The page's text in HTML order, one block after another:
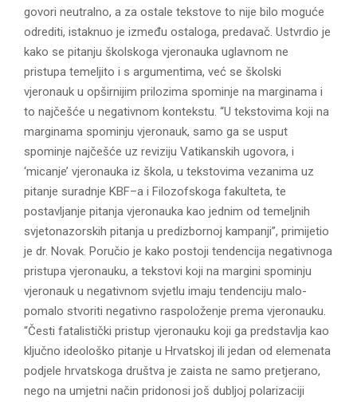
govori neutralno, a za ostale tekstove to nije bilo moguće
odrediti, istaknuo je između ostaloga, predavač. Ustvrdio je
kako se pitanju školskoga vjeronauka uglavnom ne
pristupa temeljito i s argumentima, već se školski
vjeronauk u opširnijim prilozima spominje na marginama i
to najčešće u negativnom kontekstu. “U tekstovima koji na
marginama spominju vjeronauk, samo ga se usput
spominje najčešće uz reviziju Vatikanskih ugovora, i
‘micanje’ vjeronauka iz škola, u tekstovima vezanima uz
pitanje suradnje KBF–a i Filozofskoga fakulteta, te
postavljanje pitanja vjeronauka kao jednim od temeljnih
svjetonazorskih pitanja u predizbornoj kampanji”, primijetio
je dr. Novak. Poručio je kako postoji tendencija negativnoga
pristupa vjeronauku, a tekstovi koji na margini spominju
vjeronauk u negativnom svjetlu imaju tendenciju malo-
pomalo stvoriti negativno raspoloženje prema vjeronauku.
“Česti fatalistički pristup vjeronauku koji ga predstavlja kao
ključno ideološko pitanje u Hrvatskoj ili jedan od elemenata
podjele hrvatskoga društva je zaista ne samo pretjerano,
nego na umjetni način pridonosi još dubljoj polarizaciji